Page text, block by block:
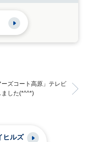
ーズコート高原」テレビ
ました(*^^*)
ヒルズ